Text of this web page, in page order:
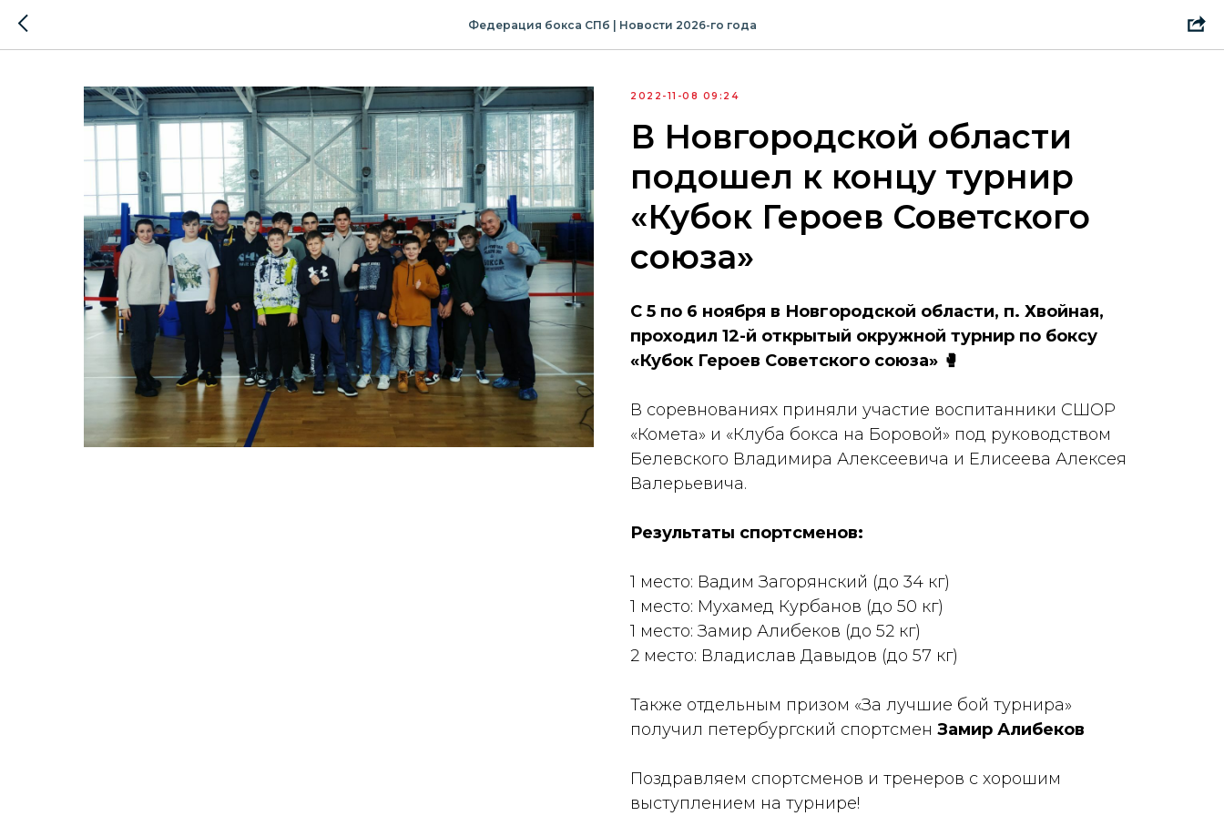
Федерация бокса СПб | Новости 2026-го года
2022-11-08 09:24
В Новгородской области
подошел к концу турнир
«Кубок Героев Советского
союза»
С 5 по 6 ноября в Новгородской области, п. Хвойная,
проходил 12-й открытый окружной турнир по боксу
«Кубок Героев Советского союза» 🥊
В соревнованиях приняли участие воспитанники СШОР
«Комета» и «Клуба бокса на Боровой» под руководством
Белевского Владимира Алексеевича и Елисеева Алексея
Валерьевича.
Результаты спортсменов:
1 место: Вадим Загорянский (до 34 кг)
1 место: Мухамед Курбанов (до 50 кг)
1 место: Замир Алибеков (до 52 кг)
2 место: Владислав Давыдов (до 57 кг)
Также отдельным призом «За лучшие бой турнира»
получил петербургский спортсмен Замир Алибеков
Поздравляем спортсменов и тренеров с хорошим
выступлением на турнире!